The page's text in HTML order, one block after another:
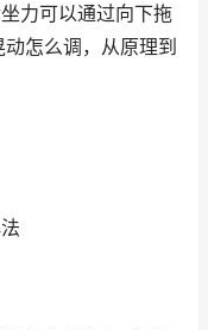
力可以通过向下拖
怎么调，从原理到